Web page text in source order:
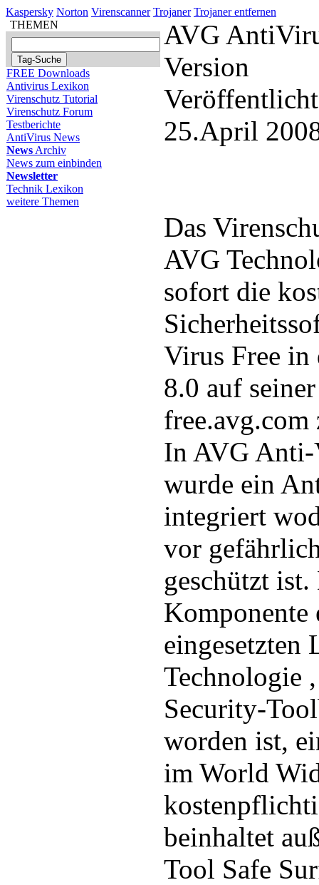
Kaspersky Norton Virenscanner Trojaner Trojaner entfernen
THEMEN
FREE Downloads
Antivirus Lexikon
Virenschutz Tutorial
Virenschutz Forum
Testberichte
AntiVirus News
News Archiv
News zum einbinden
Newsletter
Technik Lexikon
weitere Themen
AVG
Version
25.April
Das
AVG
sofort die
Virus Free in
8.0 auf
In AVG Anti-
wurde ein
integriert
vor
geschützt ist.
eingesetzten
Technologie
Security-
worden ist,
im World
beinhaltet
Tool Safe